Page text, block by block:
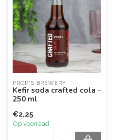
PROP'S BREWERY
Kefir soda crafted cola -
250 ml
€2,25
Op voorraad